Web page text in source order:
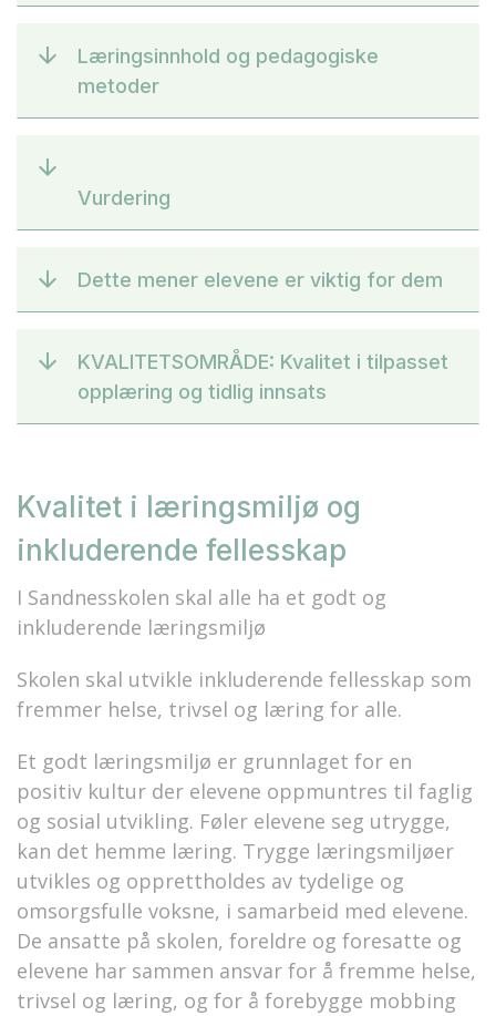
Læringsinnhold og pedagogiske
metoder
Vurdering
Dette mener elevene er viktig for dem
KVALITETSOMRÅDE: Kvalitet i tilpasset
opplæring og tidlig innsats
Kvalitet i læringsmiljø og
inkluderende fellesskap
I Sandnesskolen skal alle ha et godt og
inkluderende læringsmiljø
Skolen skal utvikle inkluderende fellesskap som
fremmer helse, trivsel og læring for alle.
Et godt læringsmiljø er grunnlaget for en
positiv kultur der elevene oppmuntres til faglig
og sosial utvikling. Føler elevene seg utrygge,
kan det hemme læring. Trygge læringsmiljøer
utvikles og opprettholdes av tydelige og
omsorgsfulle voksne, i samarbeid med elevene.
De ansatte på skolen, foreldre og foresatte og
elevene har sammen ansvar for å fremme helse,
trivsel og læring, og for å forebygge mobbing